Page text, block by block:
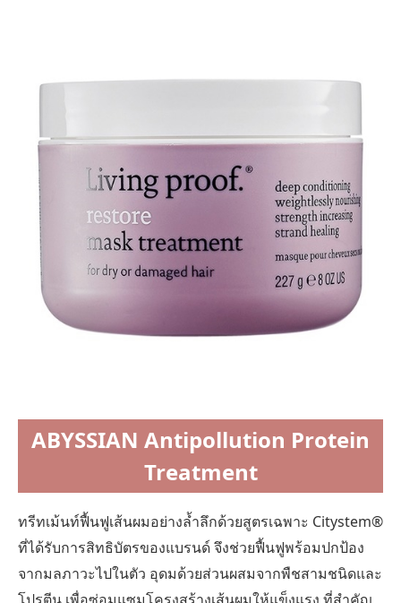
ABYSSIAN Antipollution Protein
Treatment
ทรีทเม้นท์ฟื้นฟูเส้นผมอย่างล้ำลึกด้วยสูตรเฉพาะ Citystem®
ที่ได้รับการสิทธิบัตรของแบรนด์ จึงช่วยฟื้นฟูพร้อมปกป้อง
จากมลภาวะไปในตัว อุดมด้วยส่วนผสมจากพืชสามชนิดและ